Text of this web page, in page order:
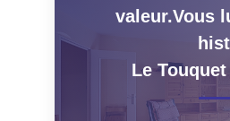
valeur.Vous
Le